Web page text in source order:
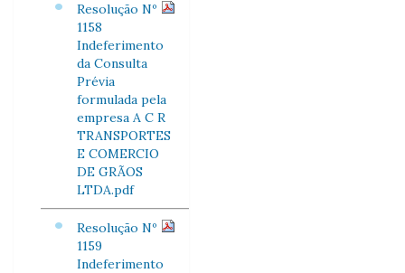
Resolução Nº
1158
Indeferimento
da Consulta
Prévia
formulada pela
empresa A C R
TRANSPORTES
E COMERCIO
DE GRÃOS
LTDA.pdf
Resolução Nº
1159
Indeferimento